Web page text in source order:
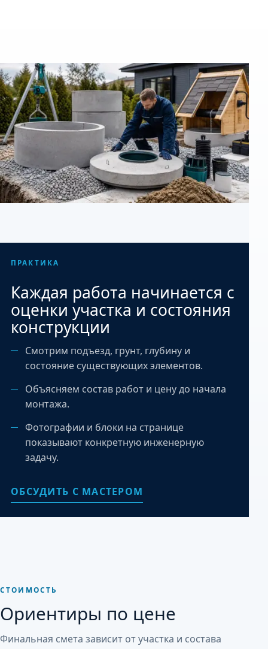
ПРАКТИКА
Каждая работа начинается с
оценки участка и состояния
конструкции
Смотрим подъезд, грунт, глубину и
состояние существующих элементов.
Объясняем состав работ и цену до начала
монтажа.
Фотографии и блоки на странице
показывают конкретную инженерную
задачу.
ОБСУДИТЬ С МАСТЕРОМ
СТОИМОСТЬ
Ориентиры по цене
Финальная смета зависит от участка и состава